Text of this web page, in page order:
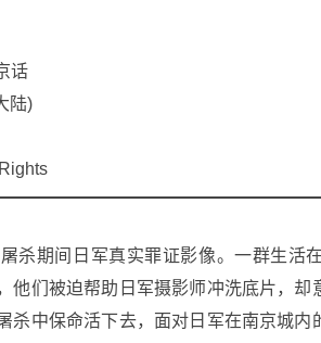
话
陆)
期间日军真实罪证影像。一群生活
他们被迫帮助日军摄影师冲洗底片，
杀中保命活下去，面对日军在南京城内